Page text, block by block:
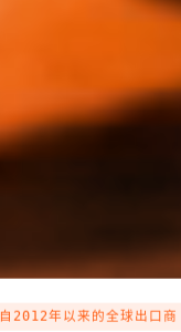
自2012年以来的全球出口商